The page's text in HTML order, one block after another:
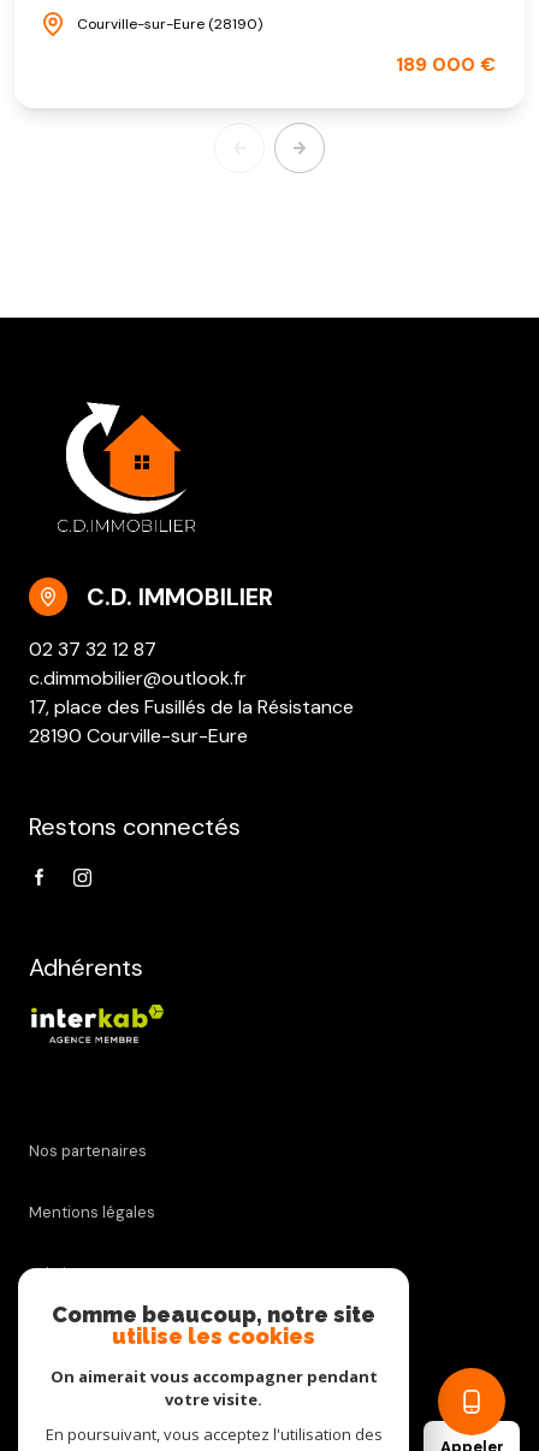
Appeler
Courville-sur-Eure (28190)
189 000 €
C.D. IMMOBILIER
02 37 32 12 87
c.dimmobilier@outlook.fr
17, place des Fusillés de la Résistance
28190 Courville-sur-Eure
Restons connectés
Adhérents
Nos partenaires
Mentions légales
Admin
Nos honoraires
Comme beaucoup, notre site
utilise les cookies
On aimerait vous accompagner pendant
votre visite.
En poursuivant, vous acceptez l'utilisation des